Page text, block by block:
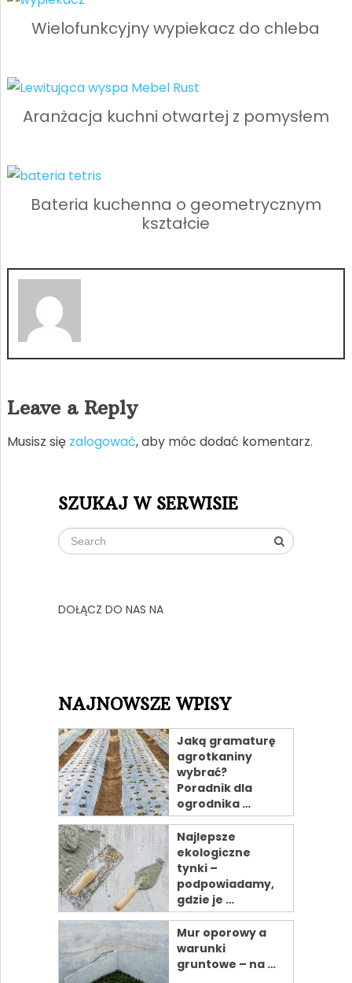
Wielofunkcyjny wypiekacz do chleba
Aranżacja kuchni otwartej z pomysłem
Bateria kuchenna o geometrycznym
kształcie
Leave a Reply
Musisz się zalogować, aby móc dodać komentarz.
SZUKAJ W SERWISIE
DOŁĄCZ DO NAS NA
NAJNOWSZE WPISY
Jaką gramaturę
agrotkaniny
wybrać?
Poradnik dla
ogrodnika …
Najlepsze
ekologiczne
tynki –
podpowiadamy,
gdzie je …
Mur oporowy a
warunki
gruntowe – na …